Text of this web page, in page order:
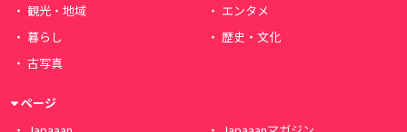
観光・地域
エンタメ
暮らし
歴史・文化
古写真
ページ